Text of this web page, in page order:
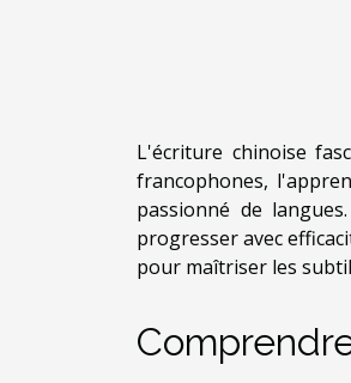
L'écriture chinoise
francophones,
passionné de
progresser avec
pour maîtriser les